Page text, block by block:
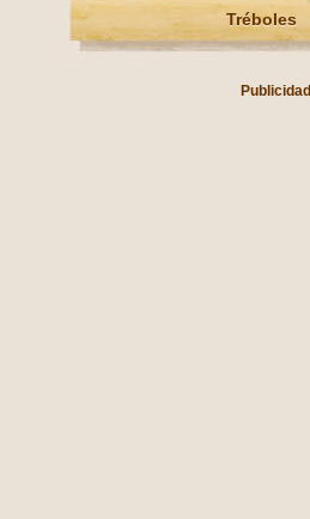
Tréboles
Publicidad